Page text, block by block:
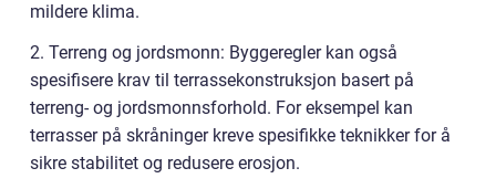
mildere klima.
2. Terreng og jordsmonn: Byggeregler kan også
spesifisere krav til terrassekonstruksjon basert på
terreng- og jordsmonnsforhold. For eksempel kan
terrasser på skråninger kreve spesifikke teknikker for å
sikre stabilitet og redusere erosjon.